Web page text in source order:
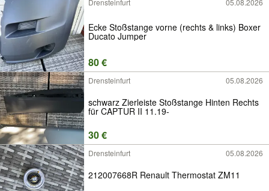
Drensteinfurt 05.08.2026
Ecke Stoßstange vorne (rechts & links) Boxer
Ducato Jumper
80 €
Drensteinfurt 05.08.2026
schwarz Zierleiste Stoßstange Hinten Rechts
für CAPTUR II 11.19-
30 €
Drensteinfurt 05.08.2026
212007668R Renault Thermostat ZM11